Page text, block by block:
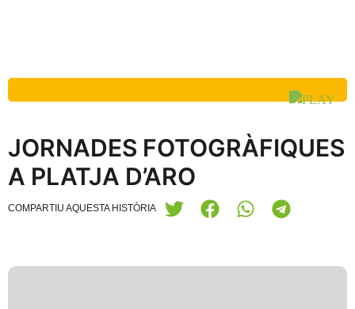
JORNADES FOTOGRÀFIQUES
A PLATJA D’ARO
COMPARTIU AQUESTA HISTÒRIA